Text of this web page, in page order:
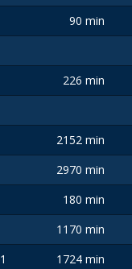
90 min
226 min
2152 min
2970 min
180 min
1170 min
1 1724 min